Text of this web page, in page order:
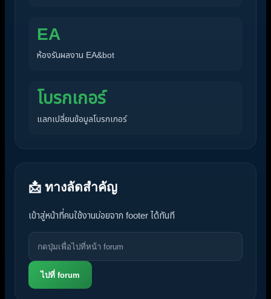
EA
ห้องรันผลงาน EA&bot
โบรกเกอร์
แลกเปลี่ยนข้อมูลโบรกเกอร์
📩 ทางลัดสำคัญ
เข้าสู่หน้าที่คนใช้งานบ่อยจาก footer ได้ทันที
ไปที่ forum